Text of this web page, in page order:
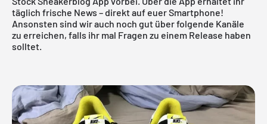
täglich frische News – direkt auf euer Smartphone!
Ansonsten sind wir auch noch gut über folgende Kanäle
zu erreichen, falls ihr mal Fragen zu einem Release haben
solltet.